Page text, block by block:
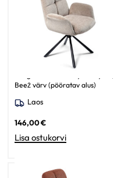
Beež värv (pööratav alus)
Laos
146,00€
Lisa ostukorvi